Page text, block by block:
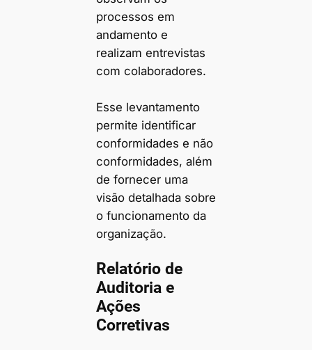
processos em
andamento e
realizam entrevistas
com colaboradores.
Esse levantamento
permite identificar
conformidades e não
conformidades, além
de fornecer uma
visão detalhada sobre
o funcionamento da
organização.
Relatório de
Auditoria e
Ações
Corretivas